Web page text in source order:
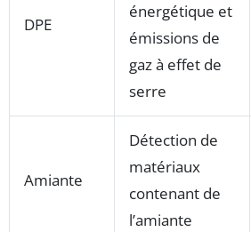
DPE
énergétique et
émissions de
gaz à effet de
serre
Amiante
Détection de
matériaux
contenant de
l’amiante